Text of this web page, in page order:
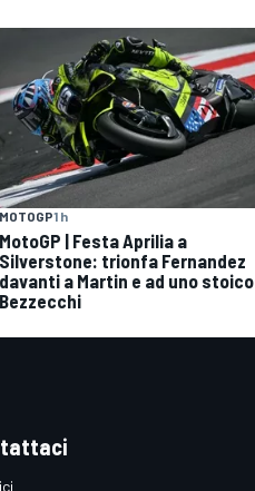
MOTOGP1 h
MotoGP | Festa Aprilia a
Silverstone: trionfa Fernandez
davanti a Martin e ad uno stoico
Bezzecchi